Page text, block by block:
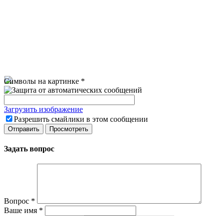
Символы на картинке *
Загрузить изображение
Разрешить смайлики в этом сообщении
Задать вопрос
Вопрос *
Ваше имя *